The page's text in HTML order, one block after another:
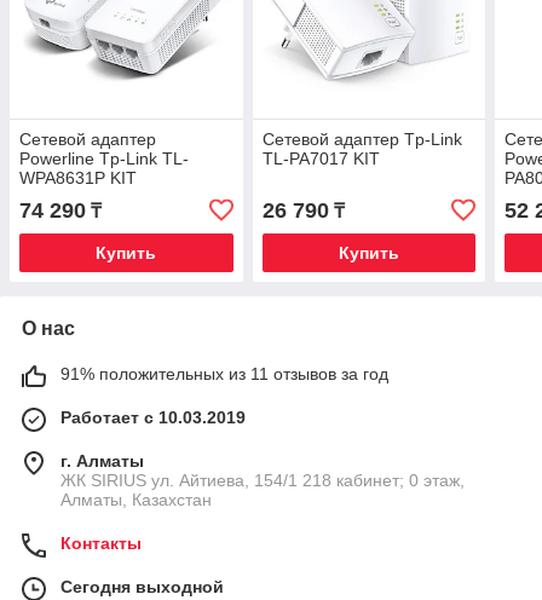
Сетевой адаптер
Powerline Tp-Link TL-
WPA8631P KIT
74 290 ₸
Купить
Сетевой адаптер Tp-Link
TL-PA7017 KIT
26 790₸
Купить
52
О нас
91% положительных из 11 отзывов за год
Работает с 10.03.2019
г. Алматы
​ЖК SIRIUS​ ул. Айтиева, 154/1​ 218 кабинет; 0 этаж,
Алматы, Казахстан
Контакты
Сегодня выходной